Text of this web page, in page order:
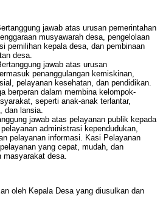
jawab atas urusan pemerintahan
musyawarah desa, pengelolaan
pemilihan kepala desa, dan pembinaan
desa.
jawab atas urusan
penanggulangan kemiskinan,
pelayanan kesehatan, dan pendidikan.
berperan dalam membina kelompok-
seperti anak-anak terlantar,
dan lansia.
jawab atas pelayanan publik kepada
administrasi kependudukan,
pelayanan informasi. Kasi Pelayanan
yang cepat, mudah, dan
masyarakat desa.
oleh Kepala Desa yang diusulkan dan